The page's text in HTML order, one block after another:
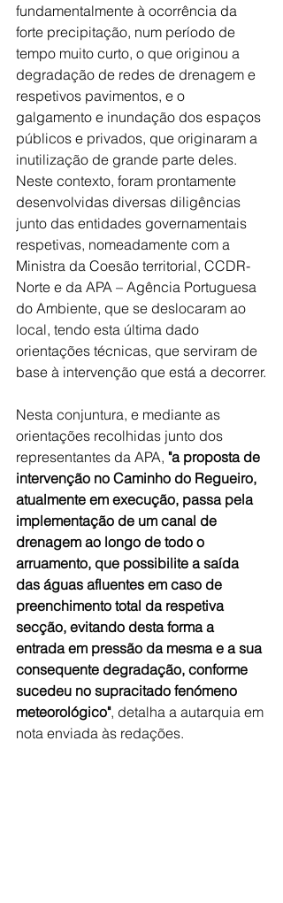
fundamentalmente à ocorrência da
forte precipitação, num período de
tempo muito curto, o que originou a
degradação de redes de drenagem e
respetivos pavimentos, e o
galgamento e inundação dos espaços
públicos e privados, que originaram a
inutilização de grande parte deles.
Neste contexto, foram prontamente
desenvolvidas diversas diligências
junto das entidades governamentais
respetivas, nomeadamente com a
Ministra da Coesão territorial, CCDR-
Norte e da APA – Agência Portuguesa
do Ambiente, que se deslocaram ao
local, tendo esta última dado
orientações técnicas, que serviram de
base à intervenção que está a decorrer.
Nesta conjuntura, e mediante as
orientações recolhidas junto dos
representantes da APA, "a proposta de
intervenção no Caminho do Regueiro,
atualmente em execução, passa pela
implementação de um canal de
drenagem ao longo de todo o
arruamento, que possibilite a saída
das águas afluentes em caso de
preenchimento total da respetiva
secção, evitando desta forma a
entrada em pressão da mesma e a sua
consequente degradação, conforme
sucedeu no supracitado fenómeno
meteorológico", detalha a autarquia em
nota enviada às redações.